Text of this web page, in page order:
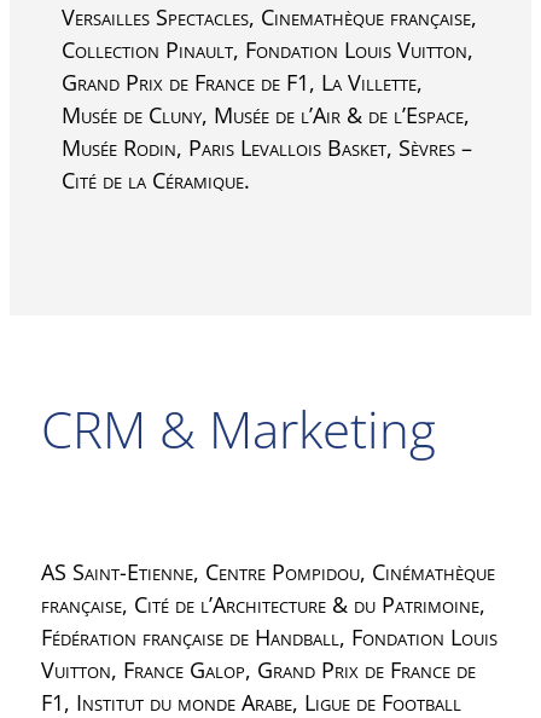
Versailles Spectacles, Cinemathèque française,
Collection Pinault, Fondation Louis Vuitton,
Grand Prix de France de F1, La Villette,
Musée de Cluny, Musée de l’Air & de l’Espace,
Musée Rodin, Paris Levallois Basket, Sèvres –
Cité de la Céramique.
CRM & Marketing
AS Saint-Etienne, Centre Pompidou, Cinémathèque
française, Cité de l’Architecture & du Patrimoine,
Fédération française de Handball, Fondation Louis
Vuitton, France Galop, Grand Prix de France de
F1, Institut du monde Arabe, Ligue de Football